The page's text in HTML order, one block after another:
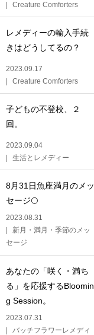
Creature Comforters
レメディーの輸入手続
きはどうしてるの？
2023.09.17
Creature Comforters
子どもの不登校、２
回。
2023.09.04
生活とレメディー
8月31日魚座満月のメッ
セージ🌕
2023.08.31
新月・満月・季節のメッ
セージ
あなたの「咲く・満ち
る」を応援するBloomin
g Session。
2023.07.31
バッチフラワーレメディ